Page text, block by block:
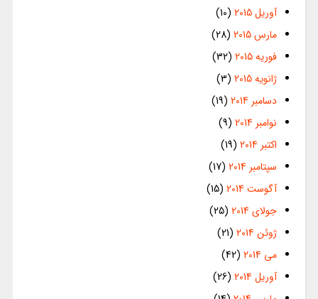
آوریل 2015
(10)
مارس 2015
(28)
فوریه 2015
(32)
ژانویه 2015
(3)
دسامبر 2014
(19)
نوامبر 2014
(9)
اکتبر 2014
(19)
سپتامبر 2014
(17)
آگوست 2014
(15)
جولای 2014
(25)
ژوئن 2014
(21)
می 2014
(42)
آوریل 2014
(26)